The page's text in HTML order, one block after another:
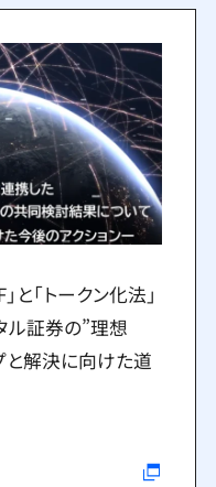
と「トークン化法」
ル証券の”理想
と解決に向けた道